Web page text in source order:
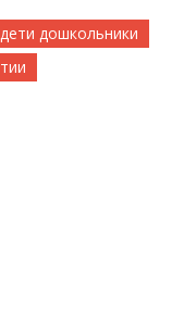
дети дошкольники